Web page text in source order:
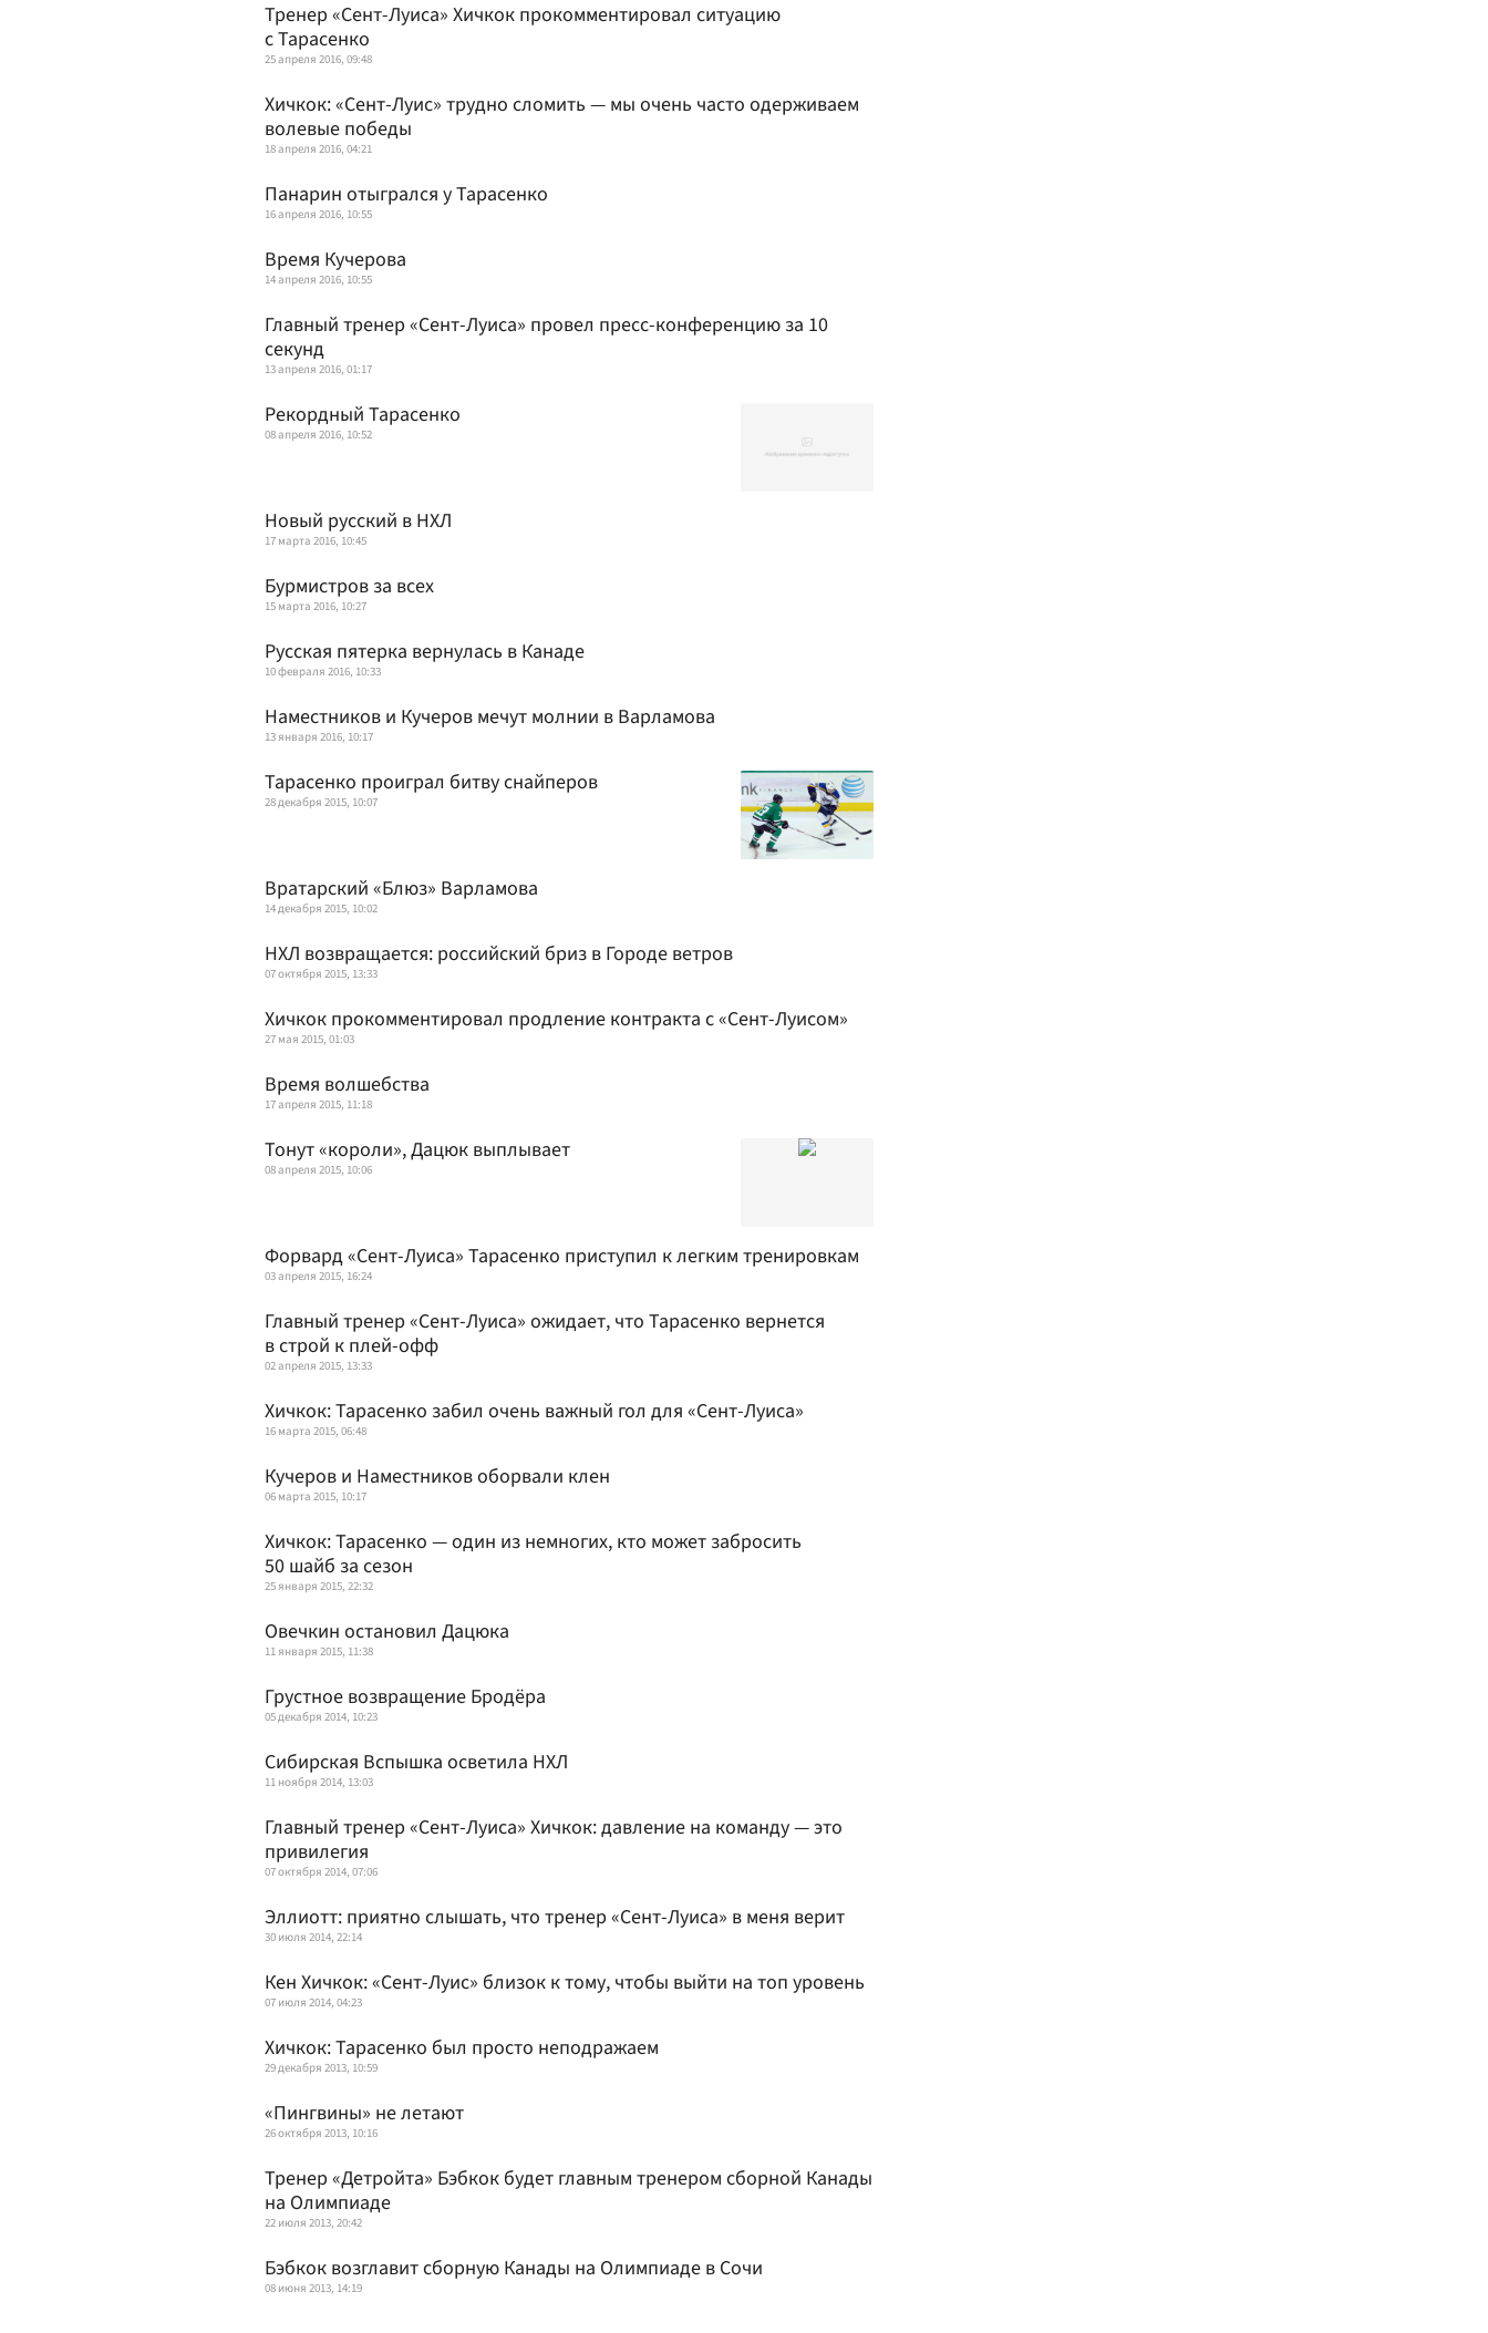
Тренер «Сент-Луиса» Хичкок прокомментировал ситуацию
с Тарасенко
25 апреля 2016, 09:48
Хичкок: «Сент-Луис» трудно сломить — мы очень часто одерживаем
волевые победы
18 апреля 2016, 04:21
Панарин отыгрался у Тарасенко
16 апреля 2016, 10:55
Время Кучерова
14 апреля 2016, 10:55
Главный тренер «Сент-Луиса» провел пресс-конференцию за 10
секунд
13 апреля 2016, 01:17
Рекордный Тарасенко
08 апреля 2016, 10:52
Новый русский в НХЛ
17 марта 2016, 10:45
Бурмистров за всех
15 марта 2016, 10:27
Русская пятерка вернулась в Канаде
10 февраля 2016, 10:33
Наместников и Кучеров мечут молнии в Варламова
13 января 2016, 10:17
Тарасенко проиграл битву снайперов
28 декабря 2015, 10:07
Вратарский «Блюз» Варламова
14 декабря 2015, 10:02
НХЛ возвращается: российский бриз в Городе ветров
07 октября 2015, 13:33
Хичкок прокомментировал продление контракта с «Сент-Луисом»
27 мая 2015, 01:03
Время волшебства
17 апреля 2015, 11:18
Тонут «короли», Дацюк выплывает
08 апреля 2015, 10:06
Форвард «Сент-Луиса» Тарасенко приступил к легким тренировкам
03 апреля 2015, 16:24
Главный тренер «Сент-Луиса» ожидает, что Тарасенко вернется
в строй к плей-офф
02 апреля 2015, 13:33
Хичкок: Тарасенко забил очень важный гол для «Сент-Луиса»
16 марта 2015, 06:48
Кучеров и Наместников оборвали клен
06 марта 2015, 10:17
Хичкок: Тарасенко — один из немногих, кто может забросить
50 шайб за сезон
25 января 2015, 22:32
Овечкин остановил Дацюка
11 января 2015, 11:38
Грустное возвращение Бродёра
05 декабря 2014, 10:23
Сибирская Вспышка осветила НХЛ
11 ноября 2014, 13:03
Главный тренер «Сент-Луиса» Хичкок: давление на команду — это
привилегия
07 октября 2014, 07:06
Эллиотт: приятно слышать, что тренер «Сент-Луиса» в меня верит
30 июля 2014, 22:14
Кен Хичкок: «Сент-Луис» близок к тому, чтобы выйти на топ уровень
07 июля 2014, 04:23
Хичкок: Тарасенко был просто неподражаем
29 декабря 2013, 10:59
«Пингвины» не летают
26 октября 2013, 10:16
Тренер «Детройта» Бэбкок будет главным тренером сборной Канады
на Олимпиаде
22 июля 2013, 20:42
Бэбкок возглавит сборную Канады на Олимпиаде в Сочи
08 июня 2013, 14:19